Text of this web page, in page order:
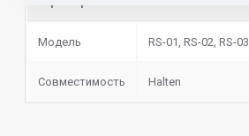
Модель RS-01, RS-02, RS-03
Совместимость Halten